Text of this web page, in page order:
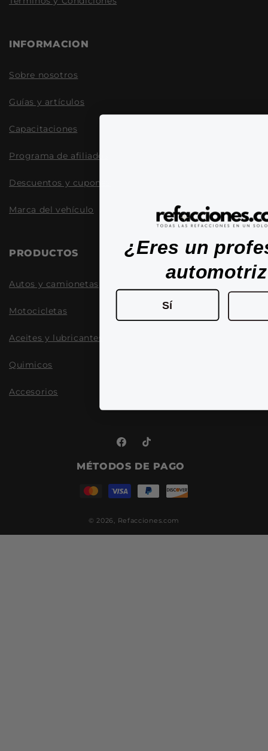
INFORMACION
Sobre nosotros
Guías y artículos
Capacitaciones
Programa de afiliados
Descuentos y cupones
Marca del vehículo
PRODUCTOS
Autos y camionetas
Motocicletas
Aceites y lubricantes
Quimicos
Accesorios
FacebookTikTok
MÉTODOS DE PAGO
© 2026, Refacciones.com
¿Eres un
Sí